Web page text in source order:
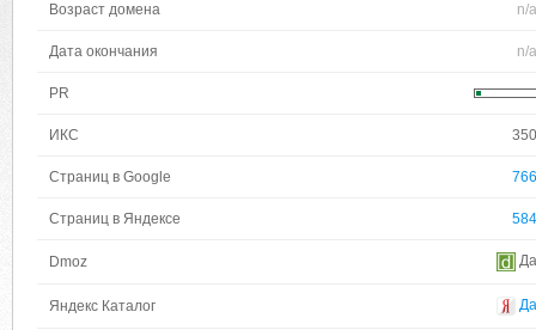
Возраст домена n/a
Дата окончания n/a
PR
ИКС 350
Страниц в Google 766
Страниц в Яндексе 584
Dmoz Да
Яндекс Каталог Да